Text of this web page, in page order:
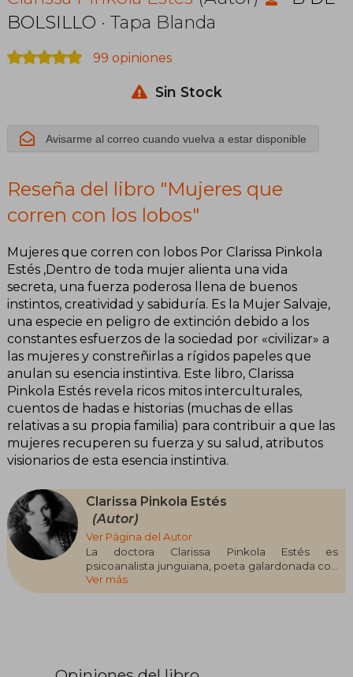
BOLSILLO · Tapa Blanda
99 opiniones
Sin Stock
Avisarme al correo cuando vuelva a estar disponible
Reseña del libro "Mujeres que
corren con los lobos"
Mujeres que corren con lobos Por Clarissa Pinkola
Estés ,Dentro de toda mujer alienta una vida
secreta, una fuerza poderosa llena de buenos
instintos, creatividad y sabiduría. Es la Mujer Salvaje,
una especie en peligro de extinción debido a los
constantes esfuerzos de la sociedad por «civilizar» a
las mujeres y constreñirlas a rígidos papeles que
anulan su esencia instintiva. Este libro, Clarissa
Pinkola Estés revela ricos mitos interculturales,
cuentos de hadas e historias (muchas de ellas
relativas a su propia familia) para contribuir a que las
mujeres recuperen su fuerza y su salud, atributos
visionarios de esta esencia instintiva.
Clarissa Pinkola Estés
(Autor)
Ver Página del Autor
La doctora Clarissa Pinkola Estés es
psicoanalista junguiana, poeta galardonada con
varios premios, contadora y guardiana de los
antiguos relatos de la tradición latinoamericana.
Ver más